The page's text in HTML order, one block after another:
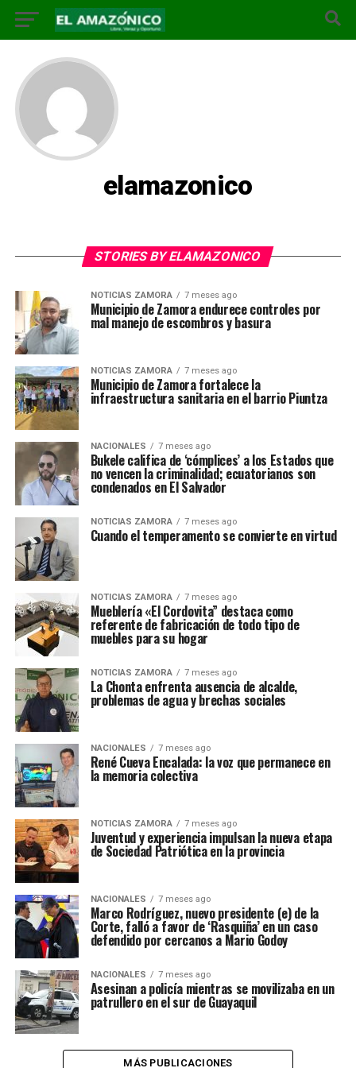
elamazonico
STORIES BY ELAMAZONICO
NOTICIAS ZAMORA 7 meses ago
Municipio de Zamora endurece controles por
mal manejo de escombros y basura
NOTICIAS ZAMORA 7 meses ago
Municipio de Zamora fortalece la
infraestructura sanitaria en el barrio Piuntza
NACIONALES 7 meses ago
Bukele califica de ‘cómplices’ a los Estados que
no vencen la criminalidad; ecuatorianos son
condenados en El Salvador
NOTICIAS ZAMORA 7 meses ago
Cuando el temperamento se convierte en virtud
NOTICIAS ZAMORA 7 meses ago
Mueblería «El Cordovita” destaca como
referente de fabricación de todo tipo de
muebles para su hogar
NOTICIAS ZAMORA 7 meses ago
La Chonta enfrenta ausencia de alcalde,
problemas de agua y brechas sociales
NACIONALES 7 meses ago
René Cueva Encalada: la voz que permanece en
la memoria colectiva
NOTICIAS ZAMORA 7 meses ago
Juventud y experiencia impulsan la nueva etapa
de Sociedad Patriótica en la provincia
NACIONALES 7 meses ago
Marco Rodríguez, nuevo presidente (e) de la
Corte, falló a favor de ‘Rasquiña’ en un caso
defendido por cercanos a Mario Godoy
NACIONALES 7 meses ago
Asesinan a policía mientras se movilizaba en un
patrullero en el sur de Guayaquil
MÁS PUBLICACIONES